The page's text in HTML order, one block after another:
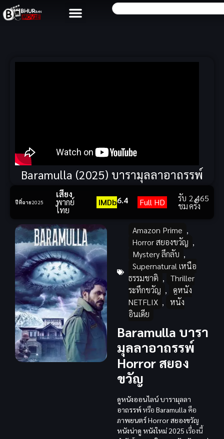
Baramulla (2025) บารามุลลาอาถรรพ์
ปีที่ฉาย2025
เสียง
พากย์
ไทย
IMDb6.4 Full HD รับ
ชม
2,465
ครั้ง
Amazon Prime ,
Horror สยองขวัญ ,
Mystery ลึกลับ ,
Supernatural เหนือ
ธรรมชาติ ,
Thriller
ระทึกขวัญ ,
ดูหนัง
NETFLIX ,
หนัง
อินเดีย
Baramulla บารา
มุลลาอาถรรพ์
Horror สยอง
ขวัญ
ดูหนังออนไลน์ บารามุลลา
อาถรรพ์ หรือ Baramulla คือ
ภาพยนตร์Horror สยองขวัญ
หนังน่าดู หนังใหม่ 2025 เรื่องนี้